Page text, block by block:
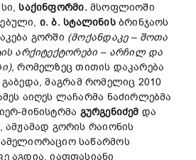
საქინფორმი. მსოფლიოში
ი. ბ. სტალინისბრინჯაოს
გორში (მოქანდაკე– შოთა
არქიტექტორები – არჩილდა
), რომელზეც თითის დაკარება
გაბედა, მაგრამ რომელიც 2010
აიღეს ლაჩარმა ნაძირლებმა
მინისტრმა გურგენიძემ და
ამჟამად გორის რაიონის
საწარმოს
აგდია. იაფფასიანი